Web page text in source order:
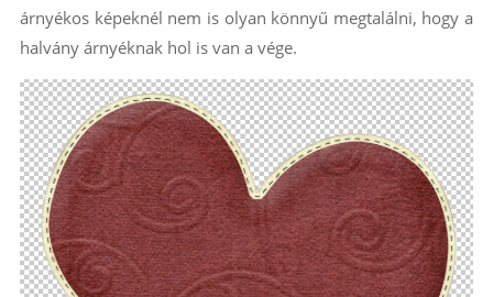
árnyékos képeknél nem is olyan könnyű megtalálni, hogy a
halvány árnyéknak hol is van a vége.